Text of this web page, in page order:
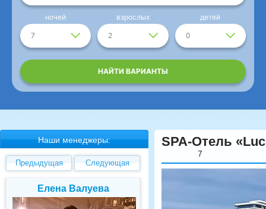
7
ночей
2
взрослых
0
детей
НАЙТИ ВАРИАНТЫ
Наши менеджеры:
Предыдущая Следующая
Елена Валуева
SPA-Отель
7